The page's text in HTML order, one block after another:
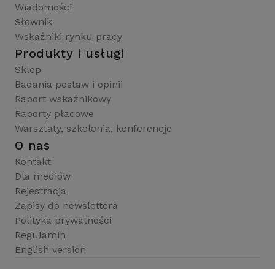
Wiadomości
Słownik
Wskaźniki rynku pracy
Produkty i usługi
Sklep
Badania postaw i opinii
Raport wskaźnikowy
Raporty płacowe
Warsztaty, szkolenia, konferencje
O nas
Kontakt
Dla mediów
Rejestracja
Zapisy do newslettera
Polityka prywatności
Regulamin
English version